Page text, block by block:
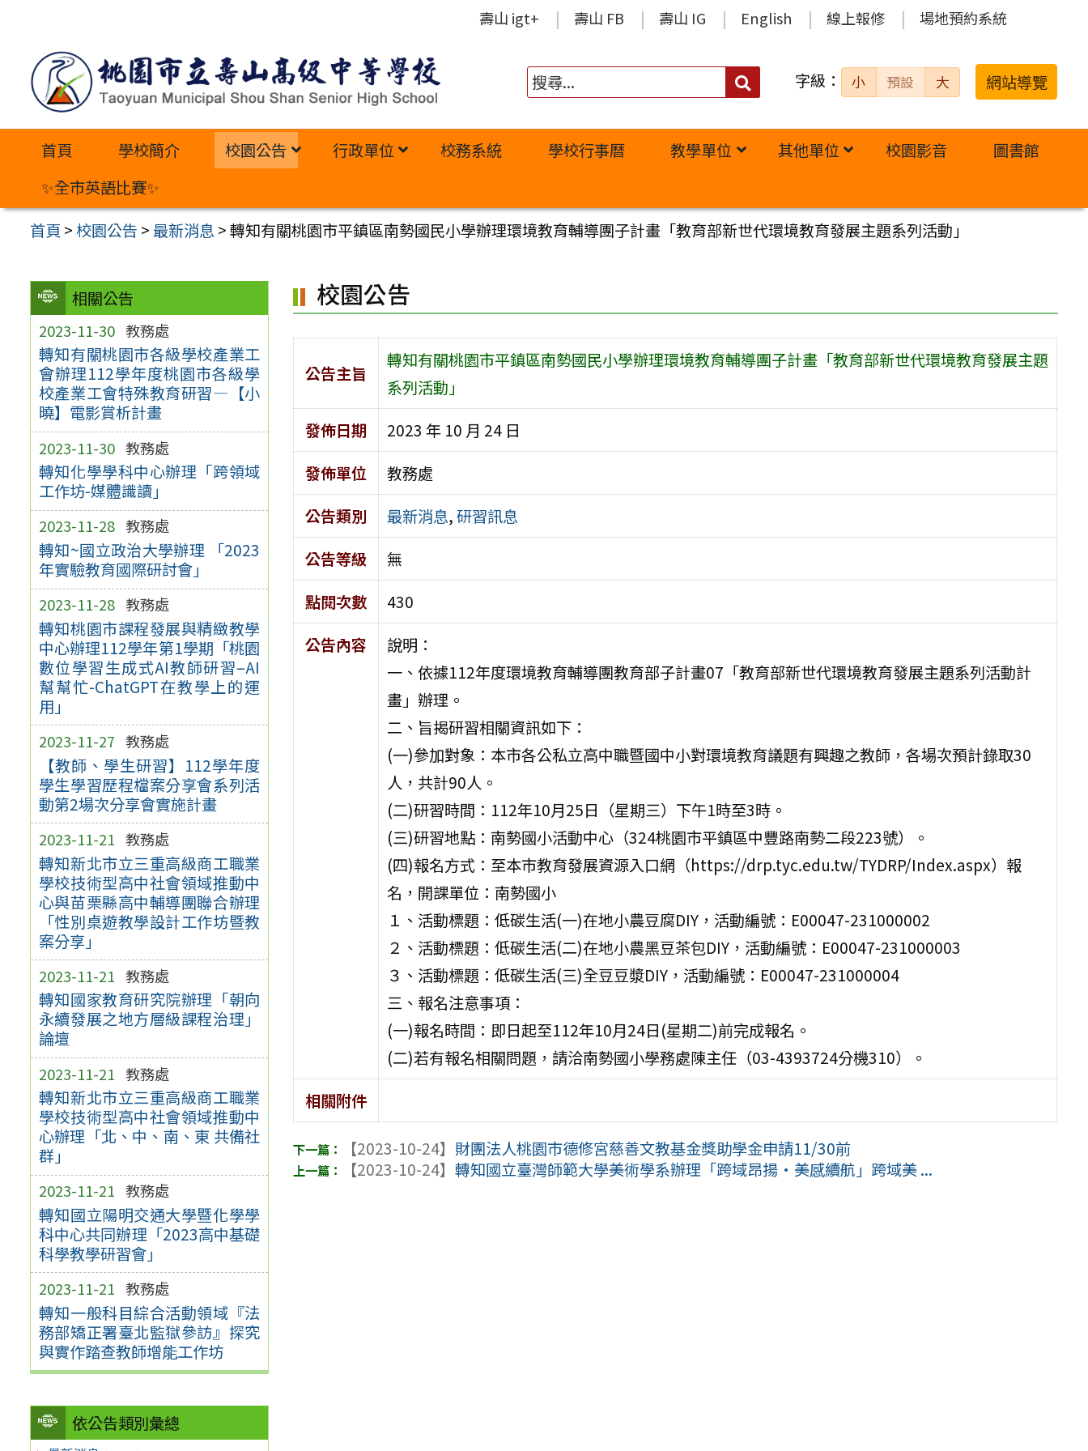
內
壽山 igt+ 壽山 FB 壽山 IG English 線上報修 場地預約系統
搜
字級： 小 預設 大 網站導覽
首頁 學校簡介 校園公告 行政單位 校務系統 學校行事曆 教學單位 其他單位 校園影音
圖書館
✨全市英語比賽✨
首頁 >校園公告 >最新消息 >轉知有關桃園市平鎮區南勢國民小學辦理環境教育輔導團子計畫「教育部新世代環境教育發展主題系列活動」
相關公告
2023-11-30 教務處
轉知有關桃園市各級學校產業工
會辦理112學年度桃園市各級學
校產業工會特殊教育研習—【小
曉】電影賞析計畫
2023-11-30 教務處
轉知化學學科中心辦理「跨領域
工作坊-媒體識讀」
2023-11-28 教務處
轉知~國立政治大學辦理 「2023
年實驗教育國際研討會」
2023-11-28 教務處
轉知桃園市課程發展與精緻教學
中心辦理112學年第1學期「桃園
數位學習生成式AI教師研習–AI
幫幫忙-ChatGPT在教學上的運
用」
2023-11-27 教務處
【教師、學生研習】112學年度
學生學習歷程檔案分享會系列活
動第2場次分享會實施計畫
2023-11-21 教務處
轉知新北市立三重高級商工職業
學校技術型高中社會領域推動中
心與苗栗縣高中輔導團聯合辦理
「性別桌遊教學設計工作坊暨教
案分享」
2023-11-21 教務處
轉知國家教育研究院辦理「朝向
永續發展之地方層級課程治理」
論壇
2023-11-21 教務處
轉知新北市立三重高級商工職業
學校技術型高中社會領域推動中
心辦理「北、中、南、東 共備社
群」
2023-11-21 教務處
轉知國立陽明交通大學暨化學學
科中心共同辦理「2023高中基礎
科學教學研習會」
2023-11-21 教務處
轉知一般科目綜合活動領域『法
務部矯正署臺北監獄參訪』探究
與實作踏查教師增能工作坊
依公告類別彙總
校園公告
公告主旨
轉知有關桃園市平鎮區南勢國民小學辦理環境教育輔導團子計畫「教育部新世代環境教育發展主題
系列活動」
發佈日期
2023 年 10 月 24 日
發佈單位
教務處
公告類別
最新消息,研習訊息
公告等級
無
點閱次數
430
公告內容
說明：
一、依據112年度環境教育輔導團教育部子計畫07「教育部新世代環境教育發展主題系列活動計
畫」辦理。
二、旨揭研習相關資訊如下：
(一)參加對象：本市各公私立高中職暨國中小對環境教育議題有興趣之教師，各場次預計錄取30
人，共計90人。
(二)研習時間：112年10月25日（星期三）下午1時至3時。
(三)研習地點：南勢國小活動中心（324桃園市平鎮區中豐路南勢二段223號）。
(四)報名方式：至本市教育發展資源入口網（https://drp.tyc.edu.tw/TYDRP/Index.aspx）報
名，開課單位：南勢國小
１、活動標題：低碳生活(一)在地小農豆腐DIY，活動編號：E00047-231000002
２、活動標題：低碳生活(二)在地小農黑豆茶包DIY，活動編號：E00047-231000003
３、活動標題：低碳生活(三)全豆豆漿DIY，活動編號：E00047-231000004
三、報名注意事項：
(一)報名時間：即日起至112年10月24日(星期二)前完成報名。
(二)若有報名相關問題，請洽南勢國小學務處陳主任（03-4393724分機310）。
相關附件
【2023-10-24】 財團法人桃園市德修宮慈善文教基金獎助學金申請11/30前
【2023-10-24】轉知國立臺灣師範大學美術學系辦理「跨域昂揚·美感續航」跨域美 ...